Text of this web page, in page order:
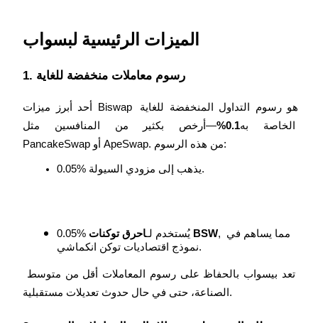
الميزات الرئيسية لبسواب
1. رسوم معاملات منخفضة للغاية
أحد أبرز ميزات Biswap هو رسوم التداول المنخفضة للغاية
الخاصة به0.1%
—أرخص بكثير من المنافسين مثل
PancakeSwap أو ApeSwap. من هذه الرسوم:
0.05% يذهب إلى مزودي السيولة.
0.05% يُستخدم لـ احرق توكنات BSW, مما يساهم في
نموذج اقتصاديات توكن انكماشي.
تعد بيسواب بالحفاظ على رسوم المعاملات أقل من متوسط ​​
الصناعة، حتى في حال حدوث تعديلات مستقبلية.